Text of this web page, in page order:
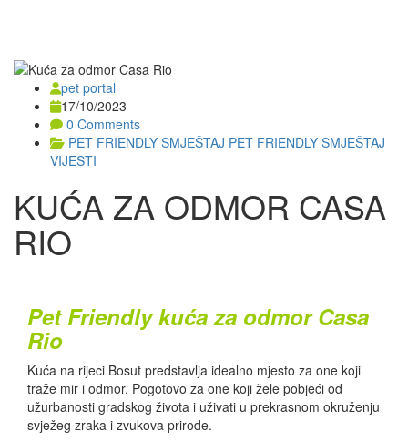
pet portal
17/10/2023
0 Comments
PET FRIENDLY SMJEŠTAJ PET FRIENDLY SMJEŠTAJ
VIJESTI
KUĆA ZA ODMOR CASA
RIO
Pet Friendly kuća za odmor Casa
Rio
Kuća na rijeci Bosut predstavlja idealno mjesto za one koji
traže mir i odmor. Pogotovo za one koji žele pobjeći od
užurbanosti gradskog života i uživati u prekrasnom okruženju
svježeg zraka i zvukova prirode.